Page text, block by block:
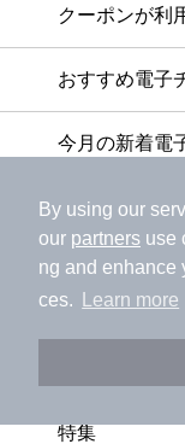
By using our
our partners use
ng and enhance
ces.
Learn more
クーポンが利
おすすめ電子
今月の新着電
ニフティ温泉
体験レポート
特集